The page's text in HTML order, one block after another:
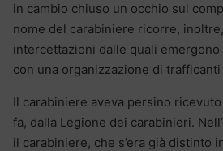
in cambio chiuso un occhio sul
nome del carabiniere ricorre,
intercettazioni dalle quali
con una organizzazione di
Il carabiniere aveva persino
fa, dalla Legione dei carabinieri.
il carabiniere, che s’era già distinto